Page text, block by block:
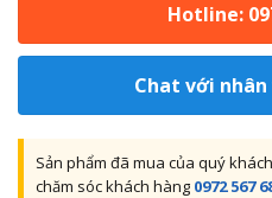
Hotline:
Chat với
Sản phẩm đã mua của quý
chăm sóc khách hàng 0972 567